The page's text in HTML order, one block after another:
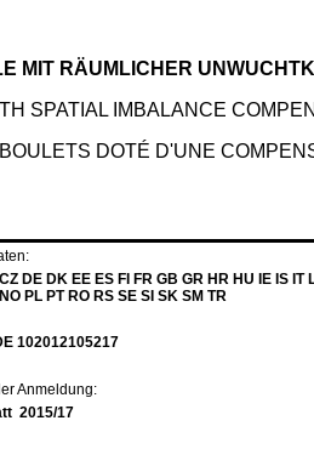
MIT RÄUMLICHER
SPATIAL IMBALANCE
DOTÉ D'UNE
DE DK EE ES FI FR GB GR HR HU IE IS IT
PL PT RO RS SE SI SK SM TR
102012105217
Anmeldung:
2015/17